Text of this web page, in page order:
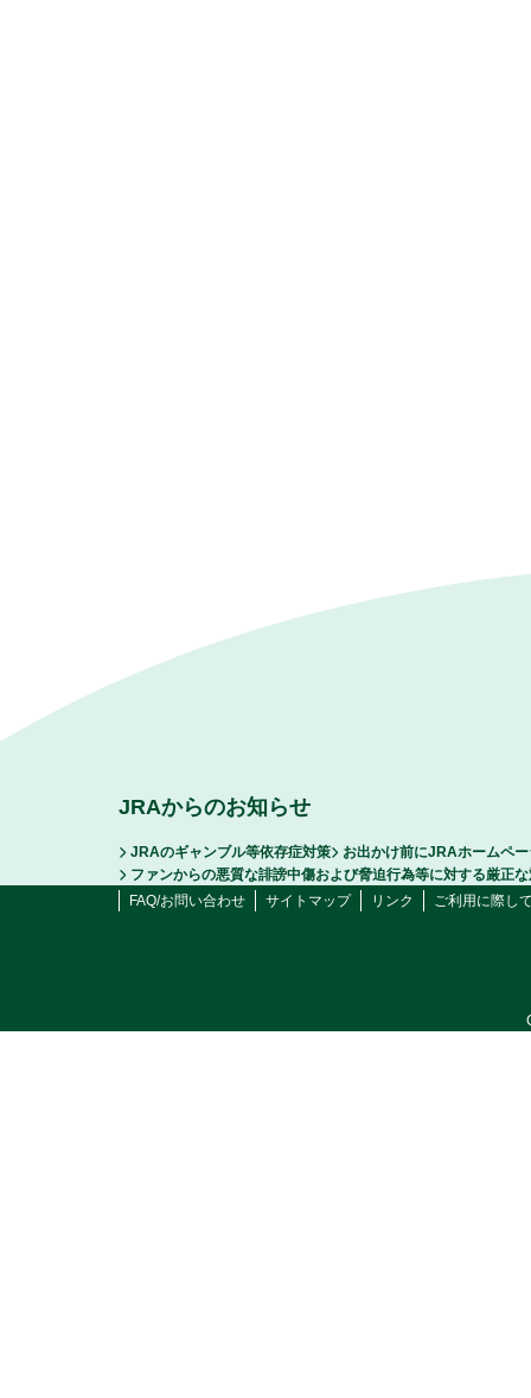
JRAからのお知らせ
JRAのギャンブル等依存症対策
お出かけ前にJRAホームペ
ファンからの悪質な誹謗中傷および脅迫行為等に対する厳正
FAQ/お問い合わせ
サイトマップ リンク ご利用に際し